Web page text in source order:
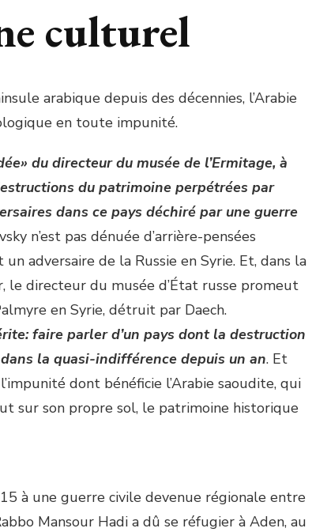
culturel
arabique depuis des décennies, l’Arabie
en toute impunité.
du directeur du musée de l’Ermitage, à
du patrimoine perpétrées par
dans ce pays déchiré par une guerre
n’est pas dénuée d’arrière-pensées
adversaire de la Russie en Syrie. Et, dans la
directeur du musée d’État russe promeut
en Syrie, détruit par Daech.
faire parler d’un pays dont la destruction
la quasi-indifférence depuis un an. Et
dont bénéficie l’Arabie saoudite, qui
sur son propre sol, le patrimoine historique
à une guerre civile devenue régionale entre
Mansour Hadi a dû se réfugier à Aden, au